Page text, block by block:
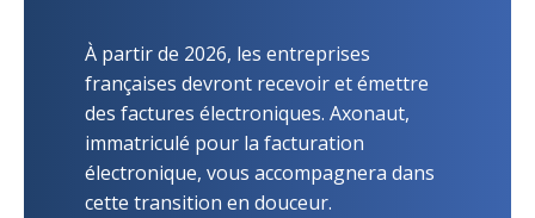
À partir de 2026, les entreprises
françaises devront recevoir et émettre
des factures électroniques. Axonaut,
immatriculé pour la facturation
électronique, vous accompagnera dans
cette transition en douceur.